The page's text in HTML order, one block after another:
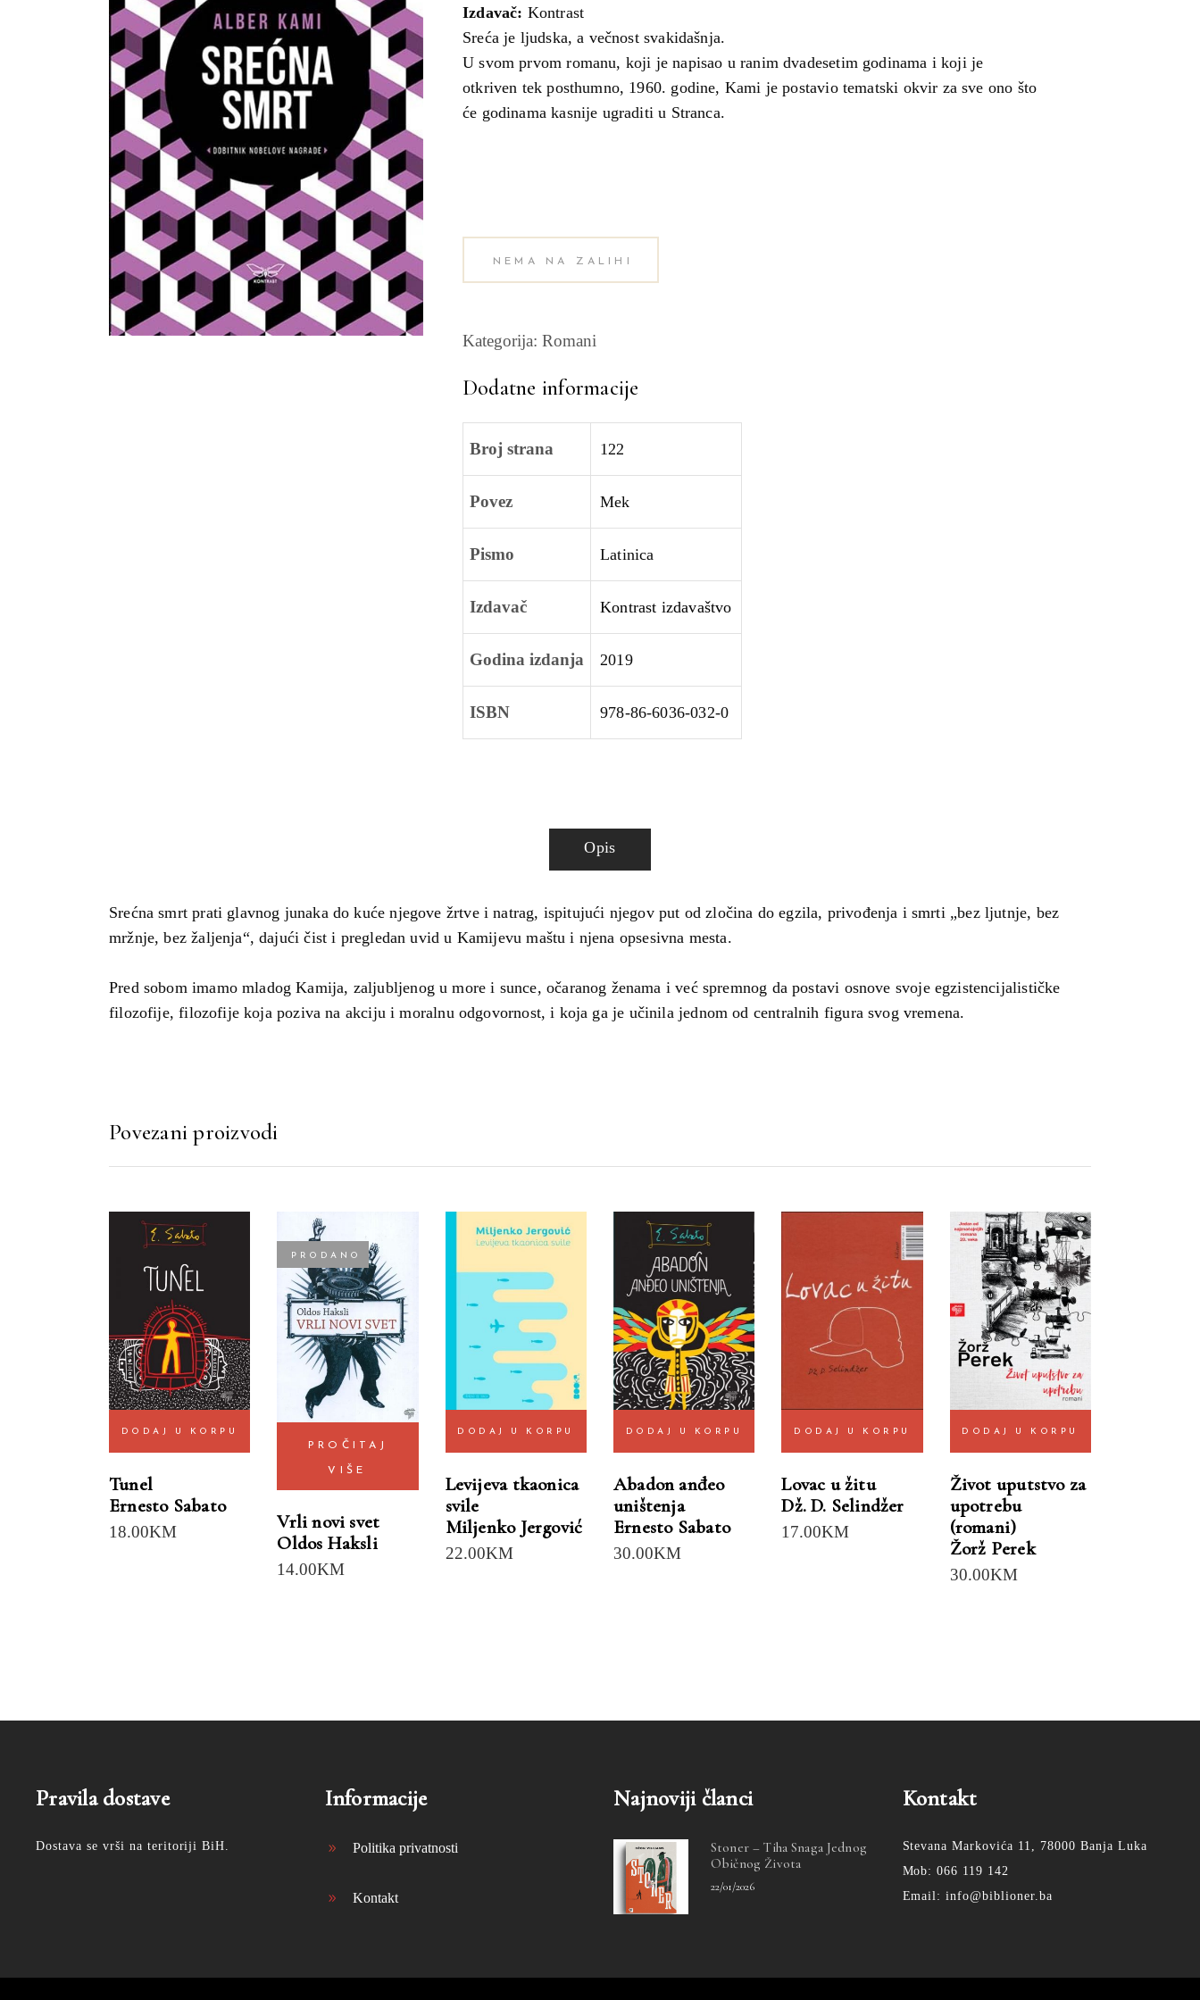
Izdavač: Kontrast
Sreća je ljudska, a večnost svakidašnja.
U svom prvom romanu, koji je napisao u ranim dvadesetim godinama i koji je
otkriven tek posthumno, 1960. godine, Kami je postavio tematski okvir za sve ono što
će godinama kasnije ugraditi u Stranca.
NEMA NA ZALIHI
Kategorija: Romani
Dodatne informacije
Broj strana 122
Povez Mek
Pismo Latinica
Izdavač Kontrast izdavaštvo
Godina izdanja 2019
ISBN 978-86-6036-032-0
Opis
Srećna smrt prati glavnog junaka do kuće njegove žrtve i natrag, ispitujući njegov put od zločina do egzila, privođenja i smrti „bez ljutnje, bez
mržnje, bez žaljenja“, dajući čist i pregledan uvid u Kamijevu maštu i njena opsesivna mesta.
Pred sobom imamo mladog Kamija, zaljubljenog u more i sunce, očaranog ženama i već spremnog da postavi osnove svoje egzistencijalističke
filozofije, filozofije koja poziva na akciju i moralnu odgovornost, i koja ga je učinila jednom od centralnih figura svog vremena.
Povezani proizvodi
DODAJ U KORPU
Tunel
Ernesto Sabato
18.00KM
PRODANO
PROČITAJ
VIŠE
Vrli novi svet
Oldos Haksli
14.00KM
DODAJ U KORPU
Levijeva tkaonica
svile
Miljenko Jergović
22.00KM
DODAJ U KORPU
Abadon anđeo
uništenja
Ernesto Sabato
30.00KM
DODAJ U KORPU
Lovac u žitu
Dž. D. Selindžer
17.00KM
DODAJ U KORPU
Život uputstvo za
upotrebu
(romani)
Žorž Perek
30.00KM
Pravila dostave
Dostava se vrši na teritoriji BiH.
Informacije
Politika privatnosti
Kontakt
Najnoviji članci
Stoner – Tiha Snaga Jednog
Običnog Života
22/01/2026
Kontakt
Stevana Markovića 11, 78000 Banja Luka
Mob: 066 119 142
Email: info@biblioner.ba